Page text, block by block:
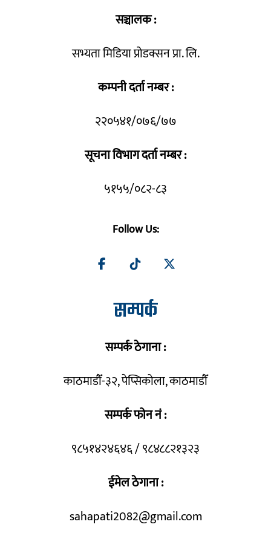
सञ्चालक :
सभ्यता मिडिया प्रोडक्सन प्रा. लि.
कम्पनी दर्ता नम्बर :
२२०५४१/०७६/७७
सूचना विभाग दर्ता नम्बर :
५१५५/०८२-८३
Follow Us:
सम्पर्क
सम्पर्क ठेगाना :
काठमाडौँ-३२, पेप्सिकोला, काठमाडौँ
सम्पर्क फोन नं :
९८५१४२४६४६ / ९८४८८२१३२३
ईमेल ठेगाना :
sahapati2082@gmail.com